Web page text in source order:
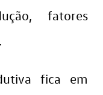
fatores
fica em